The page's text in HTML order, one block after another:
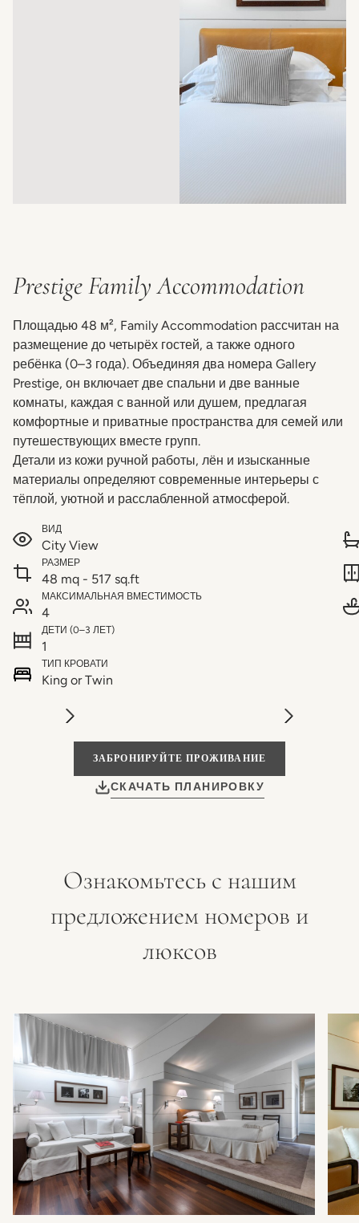
Prestige Family Accommodation
Площадью 48 м², Family Accommodation рассчитан на
размещение до четырёх гостей, а также одного
ребёнка (0–3 года). Объединяя два номера Gallery
Prestige, он включает две спальни и две ванные
комнаты, каждая с ванной или душем, предлагая
комфортные и приватные пространства для семей или
путешествующих вместе групп.
Детали из кожи ручной работы, лён и изысканные
материалы определяют современные интерьеры с
тёплой, уютной и расслабленной атмосферой.
ВИД
City View
РАЗМЕР
48 mq - 517 sq.ft
МАКСИМАЛЬНАЯ ВМЕСТИМОСТЬ
4
ДЕТИ (0–3 ЛЕТ)
1
ТИП КРОВАТИ
King or Twin
ЗАБРОНИРУЙТЕ ПРОЖИВАНИЕ
СКАЧАТЬ ПЛАНИРОВКУ
Ознакомьтесь с нашим
предложением номеров и
люксов